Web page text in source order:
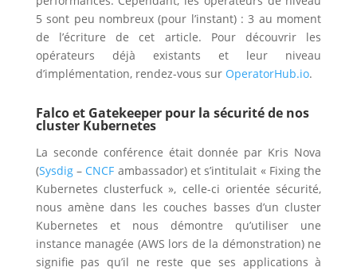
5 sont peu nombreux (pour l’instant) : 3 au moment
de l’écriture de cet article. Pour découvrir les
opérateurs déjà existants et leur niveau
d’implémentation, rendez-vous sur OperatorHub.io.
Falco et Gatekeeper pour la sécurité de nos
cluster Kubernetes
La seconde conférence était donnée par Kris Nova
(Sysdig– CNCF ambassador) et s’intitulait « Fixing the
Kubernetes clusterfuck », celle-ci orientée sécurité,
nous amène dans les couches basses d’un cluster
Kubernetes et nous démontre qu’utiliser une
instance managée (AWS lors de la démonstration) ne
signifie pas qu’il ne reste que ses applications à